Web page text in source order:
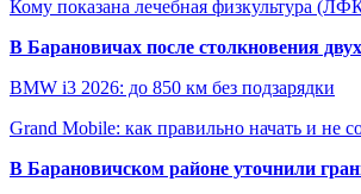
Кому показана лечебная физкультура
В Барановичах после столкновения
BMW i3 2026: до 850 км без подзарядки
Grand Mobile: как правильно начать и не
В Барановичском районе уточнили